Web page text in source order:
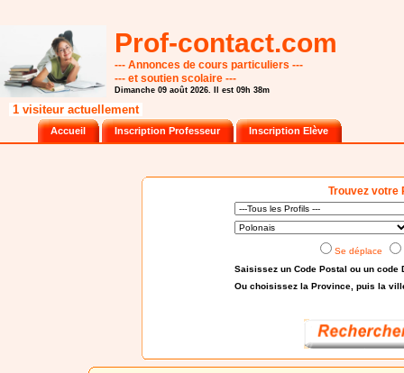
Prof-contact.com
--- Annonces de cours particuliers ---
--- et soutien scolaire ---
Dimanche 09 août 2026. Il est 09h 38m
1 visiteur actuellement
Accueil Inscription Professeur Inscription Elève
Trouvez votre
Se déplace
Saisissez un Code Postal ou un code
Ou choisissezla Province , puis la